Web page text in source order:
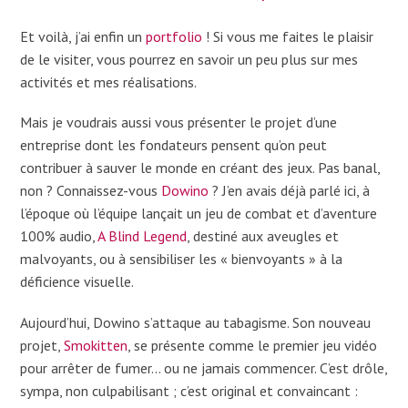
Et voilà, j’ai enfin unportfolio ! Si vous me faites le plaisir
de le visiter, vous pourrez en savoir un peu plus sur mes
activités et mes réalisations.
Mais je voudrais aussi vous présenter le projet d’une
entreprise dont les fondateurs pensent qu’on peut
contribuer à sauver le monde en créant des jeux. Pas banal,
non ? Connaissez-vous Dowino ? J’en avais déjà parlé ici, à
l’époque où l’équipe lançait un jeu de combat et d’aventure
100% audio,A Blind Legend, destiné aux aveugles et
malvoyants, ou à sensibiliser les « bienvoyants » à la
déficience visuelle.
Aujourd’hui, Dowino s’attaque au tabagisme. Son nouveau
projet,Smokitten , se présente comme le premier jeu vidéo
pour arrêter de fumer… ou ne jamais commencer. C’est drôle,
sympa, non culpabilisant ; c’est original et convaincant :